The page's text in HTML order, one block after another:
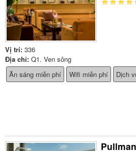
Vị trí: 336
Địa chỉ: Q1. Ven sông
Ăn sáng miễn phí
Wifi miễn phí Dịch